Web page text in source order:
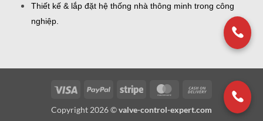
Thiết kế & lắp đặt hệ thống nhà thông minh trong công
nghiệp.
Visa PayPal Stripe MasterCardCash
Delivery
Copyright 2026 ©valve-control-expert.com